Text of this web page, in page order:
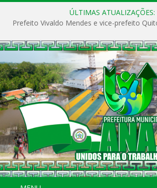
ÚLTIMAS ATUALIZAÇÕES: